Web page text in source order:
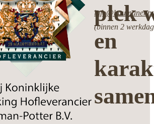
plek
en
(binnen 2